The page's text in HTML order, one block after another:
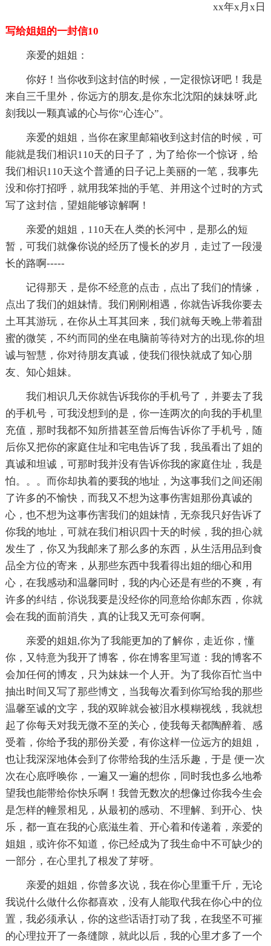
xx年x月x日
写给姐姐的一封信10
亲爱的姐姐：
你好！当你收到这封信的时候，一定很惊讶吧！我是
来自三千里外，你远方的朋友,是你东北沈阳的妹妹呀,此
刻我以一颗真诚的心与你“心连心”。
亲爱的姐姐，当你在家里邮箱收到这封信的时候，可
能就是我们相识110天的日子了，为了给你一个惊讶，给
我们相识110天这个普通的日子记上美丽的一笔，我事先
没和你打招呼，就用我笨拙的手笔、并用这个过时的方式
写了这封信，望姐能够谅解啊！
亲爱的姐姐，110天在人类的长河中，是那么的短
暂，可我们就像你说的经历了慢长的岁月，走过了一段漫
长的路啊-----
记得那天，是你不经意的点击，点出了我们的情缘，
点出了我们的姐妹情。我们刚刚相遇，你就告诉我你要去
土耳其游玩，在你从土耳其回来，我们就每天晚上带着甜
蜜的微笑，不约而同的坐在电脑前等待对方的出现,你的坦
诚与智慧，你对待朋友真诚，使我们很快就成了知心朋
友、知心姐妹。
我们相识几天你就告诉我你的手机号了，并要去了我
的手机号，可我没想到的是，你一连两次的向我的手机里
充值，那时我都不知所措甚至曾后悔告诉你了手机号，随
后你又把你的家庭住址和宅电告诉了我，我虽看出了姐的
真诚和坦诚，可那时我并没有告诉你我的家庭住址，我是
怕。。。而你却执着的要我的地址，为这事我们之间还闹
了许多的不愉快，而我又不想为这事伤害姐那份真诚的
心，也不想为这事伤害我们的姐妹情，无奈我只好告诉了
你我的地址，可就在我们相识四十天的时候，我的担心就
发生了，你又为我邮来了那么多的东西，从生活用品到食
品全方位的寄来，从那些东西中我看得出姐的细心和用
心，在我感动和温馨同时，我的内心还是有些的不爽，有
许多的纠结，你说我要是没经你的同意给你邮东西，你就
会在我的面前消失，真的让我又无可奈何啊。
亲爱的姐姐,你为了我能更加的了解你，走近你，懂
你，又特意为我开了博客，你在博客里写道：我的博客不
会加任何的博友，只为妹妹一个人开。为了我你百忙当中
抽出时间又写了那些博文，当我每次看到你写给我的那些
温馨至诚的文字，我的双眸就会被泪水模糊视线，我就想
起了你每天对我无微不至的关心，使我每天都陶醉着、感
受着，你给予我的那份关爱，有你这样一位远方的姐姐，
也让我深深地体会到了你带给我的生活乐趣，于是 便一次
次在心底呼唤你，一遍又一遍的想你，同时我也多么地希
望我也能带给你快乐啊！我曾无数次的想像过你我今生会
是怎样的幢景相见，从最初的感动、不理解、到开心、快
乐，都一直在我的心底滋生着、开心着和传递着，亲爱的
姐姐，或许你不知道，你已经成为了我生命中不可缺少的
一部分，在心里扎了根发了芽呀。
亲爱的姐姐，你曾多次说，我在你心里重千斤，无论
我说什么做什么你都喜欢，没有人能取代我在你心中的位
置，我必须承认，你的这些话语打动了我，在我坚不可摧
的心理拉开了一条缝隙，就此以后，我的心里才多了一个